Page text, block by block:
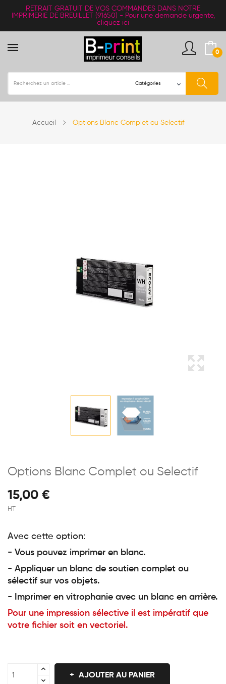
RETRAIT GRATUIT
DE VOS COMMANDES DANS NOTRE
IMPRIMERIE DE BREUILLET (91650) - Pour une demande urgente,
cliquez ici
0
Accueil Options Blanc Complet ou Selectif
Options Blanc Complet ou Selectif
15,00 €
HT
Avec cette option:
- Vous pouvez imprimer en blanc.
- Appliquer un blanc de soutien complet ou
sélectif sur vos objets.
- Imprimer en vitrophanie avec un blanc en arrière.
Pour une impression sélective il est impératif que
votre fichier soit en vectoriel.
AJOUTER AU PANIER